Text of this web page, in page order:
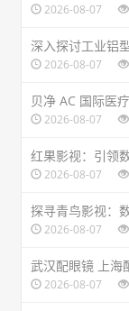
2026-08-07
深入探讨工业铝
2026-08-07
贝净 AC 国际医
2026-08-07
红果影视：引领
2026-08-07
探寻青鸟影视：
2026-08-07
武汉配眼镜 上海
2026-08-07